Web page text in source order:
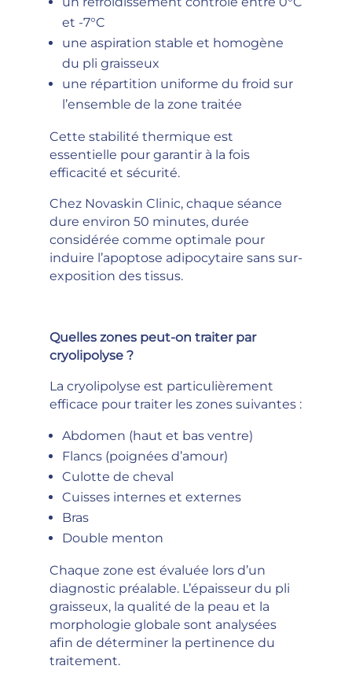
et -7°C
une aspiration stable et homogène
du pli graisseux
une répartition uniforme du froid sur
l’ensemble de la zone traitée
Cette stabilité thermique est
essentielle pour garantir à la fois
efficacité et sécurité.
Chez Novaskin Clinic, chaque séance
dure environ 50 minutes, durée
considérée comme optimale pour
induire l’apoptose adipocytaire sans sur-
exposition des tissus.
Quelles zones peut-on traiter par
cryolipolyse ?
La cryolipolyse est particulièrement
efficace pour traiter les zones suivantes :
Abdomen (haut et bas ventre)
Flancs (poignées d’amour)
Culotte de cheval
Cuisses internes et externes
Bras
Double menton
Chaque zone est évaluée lors d’un
diagnostic préalable. L’épaisseur du pli
graisseux, la qualité de la peau et la
morphologie globale sont analysées
afin de déterminer la pertinence du
traitement.